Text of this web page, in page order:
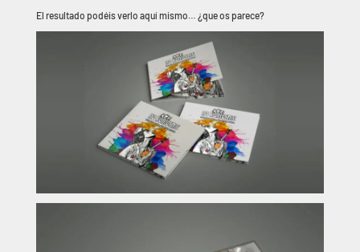
El resultado podéis verlo aquí mismo… ¿que os parece?